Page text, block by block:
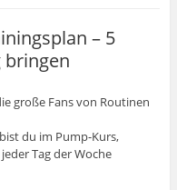
– 5
bringen
große Fans von Routinen
du im Pump-Kurs,
Tag der Woche